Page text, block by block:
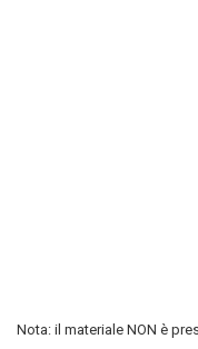
Nota: il materiale NON è